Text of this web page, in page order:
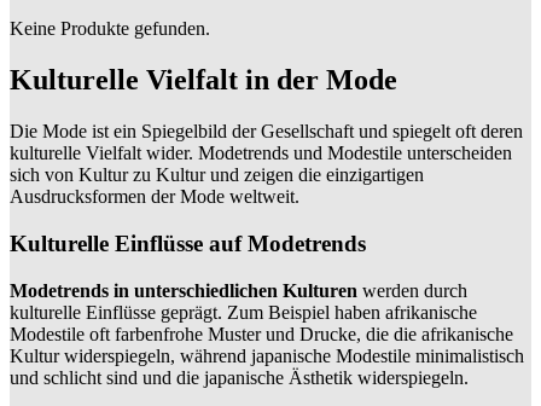
Keine Produkte gefunden.
Kulturelle Vielfalt in der Mode
Die Mode ist ein Spiegelbild der Gesellschaft und spiegelt oft deren
kulturelle Vielfalt wider. Modetrends und Modestile unterscheiden
sich von Kultur zu Kultur und zeigen die einzigartigen
Ausdrucksformen der Mode weltweit.
Kulturelle Einflüsse auf Modetrends
Modetrends in unterschiedlichen Kulturen werden durch
kulturelle Einflüsse geprägt. Zum Beispiel haben afrikanische
Modestile oft farbenfrohe Muster und Drucke, die die afrikanische
Kultur widerspiegeln, während japanische Modestile minimalistisch
und schlicht sind und die japanische Ästhetik widerspiegeln.